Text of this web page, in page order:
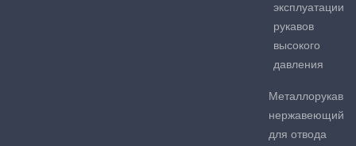
эксплуатации
рукавов
высокого
давления
Металлорукав
нержавеющий
для отвода